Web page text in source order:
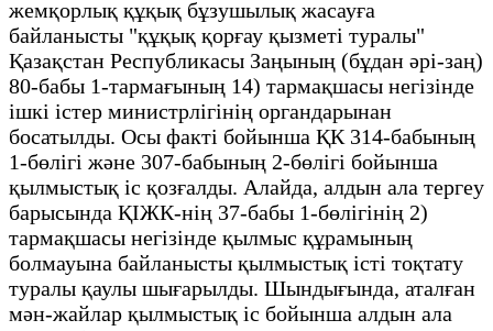
жемқорлық құқық бұзушылық жасауға
байланысты "құқық қорғау қызметі туралы"
Қазақстан Республикасы Заңының (бұдан әрі-заң)
80-бабы 1-тармағының 14) тармақшасы негізінде
ішкі істер министрлігінің органдарынан
босатылды. Осы факті бойынша ҚК 314-бабының
1-бөлігі және 307-бабының 2-бөлігі бойынша
қылмыстық іс қозғалды. Алайда, алдын ала тергеу
барысында ҚІЖК-нің 37-бабы 1-бөлігінің 2)
тармақшасы негізінде қылмыс құрамының
болмауына байланысты қылмыстық істі тоқтату
туралы қаулы шығарылды. Шындығында, аталған
мән-жайлар қылмыстық іс бойынша алдын ала